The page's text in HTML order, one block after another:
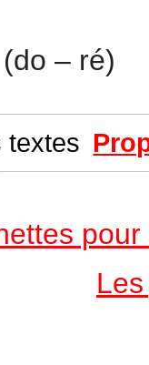
– ré)
textes